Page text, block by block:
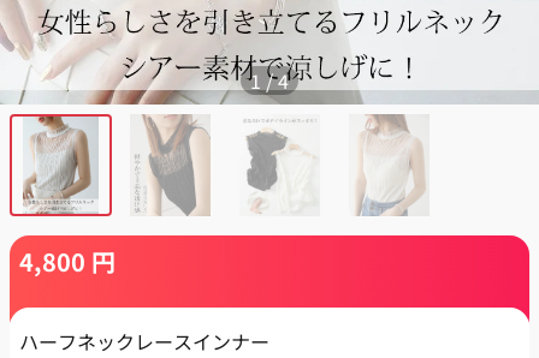
1 /4
4,800 円
ハーフネックレースインナー